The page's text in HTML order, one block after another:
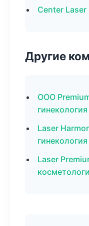
Center
Другие
ООО
Laser
Laser